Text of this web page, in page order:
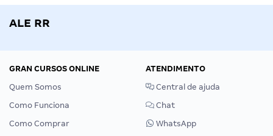
ALE RR
GRAN CURSOS ONLINE
Quem Somos
Como Funciona
Como Comprar
ATENDIMENTO
Central de ajuda
Chat
WhatsApp